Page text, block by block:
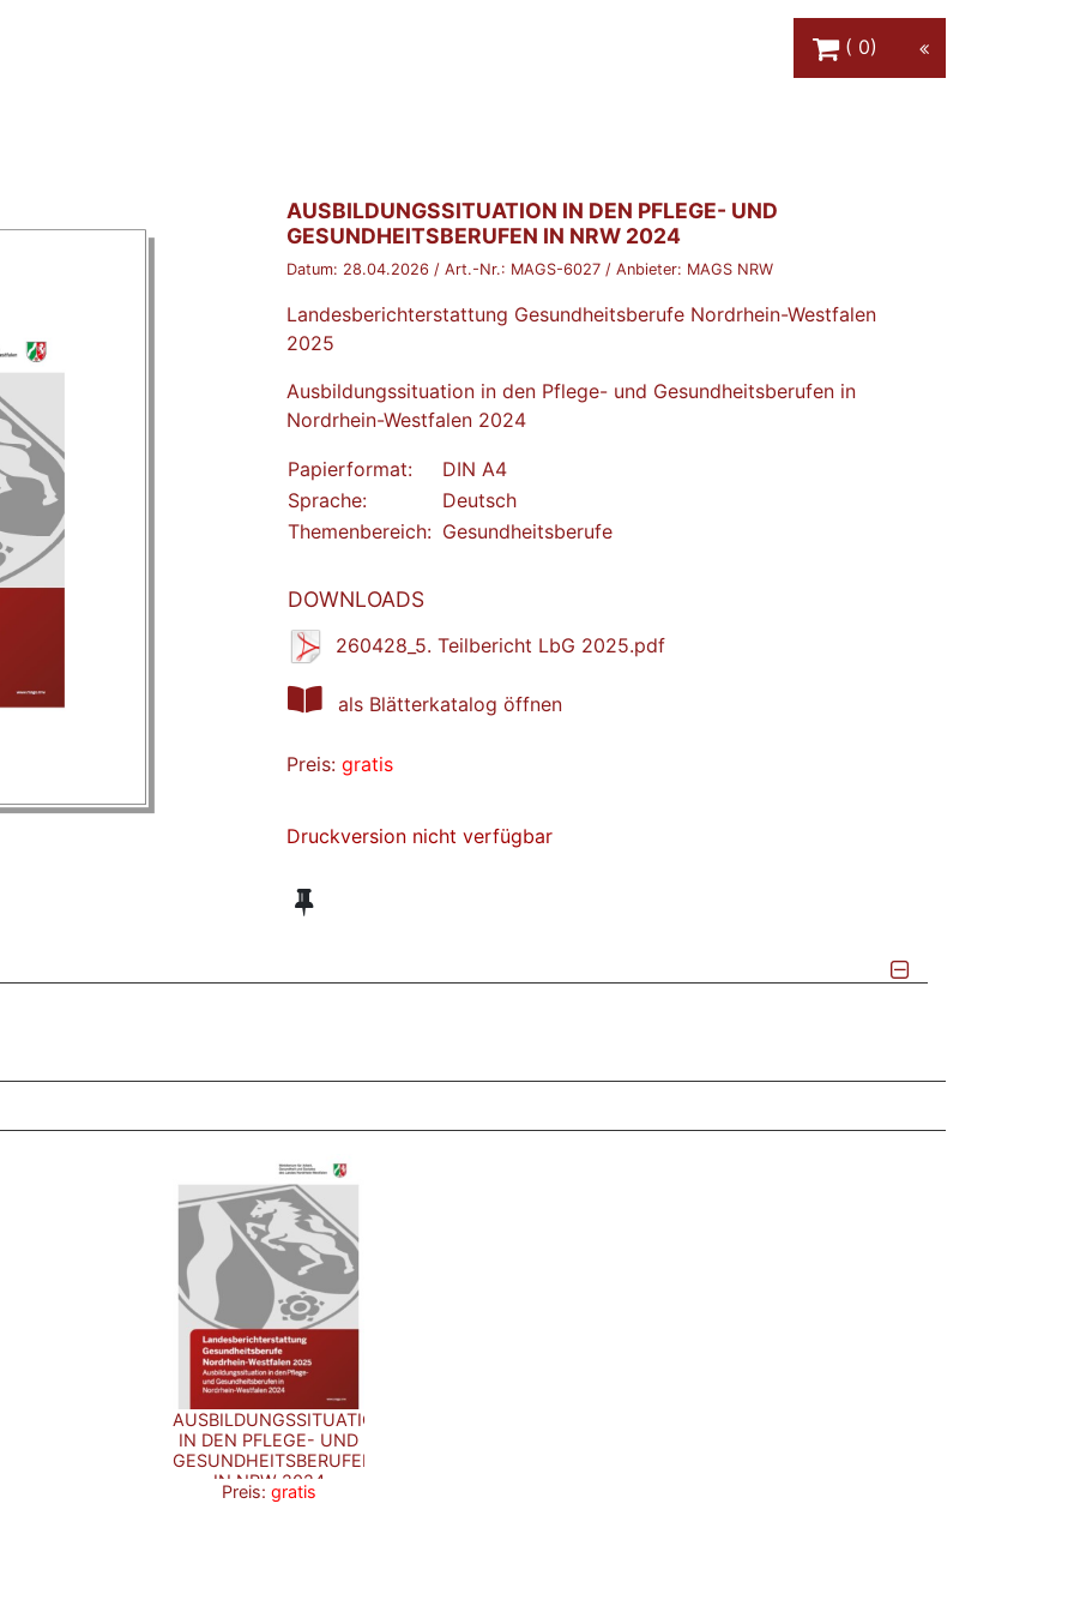
0
BROSCHÜRE:
AUSBILDUNGSSITUATION IN DEN PFLEGE- UND
GESUNDHEITSBERUFEN IN NRW 2024
Datum: 28.04.2026 / Art.-Nr.: MAGS-6027 / Anbieter: MAGS NRW
Landesberichterstattung Gesundheitsberufe Nordrhein-Westfalen
2025
Ausbildungssituation in den Pflege- und Gesundheitsberufen in
Nordrhein-Westfalen 2024
Papierformat:
DIN A4
Sprache:
Deutsch
Themenbereich: Gesundheitsberufe
DOWNLOADS
260428_5. Teilbericht LbG 2025.pdf
als Blätterkatalog öffnen
Preis: gratis
Druckversion nicht verfügbar
ANGESEHENE BROSCHÜREN
AUSBILDUNGSSITUATION
IN DEN PFLEGE- UND
GESUNDHEITSBERUFEN
IN NRW 2024
Preis: gratis